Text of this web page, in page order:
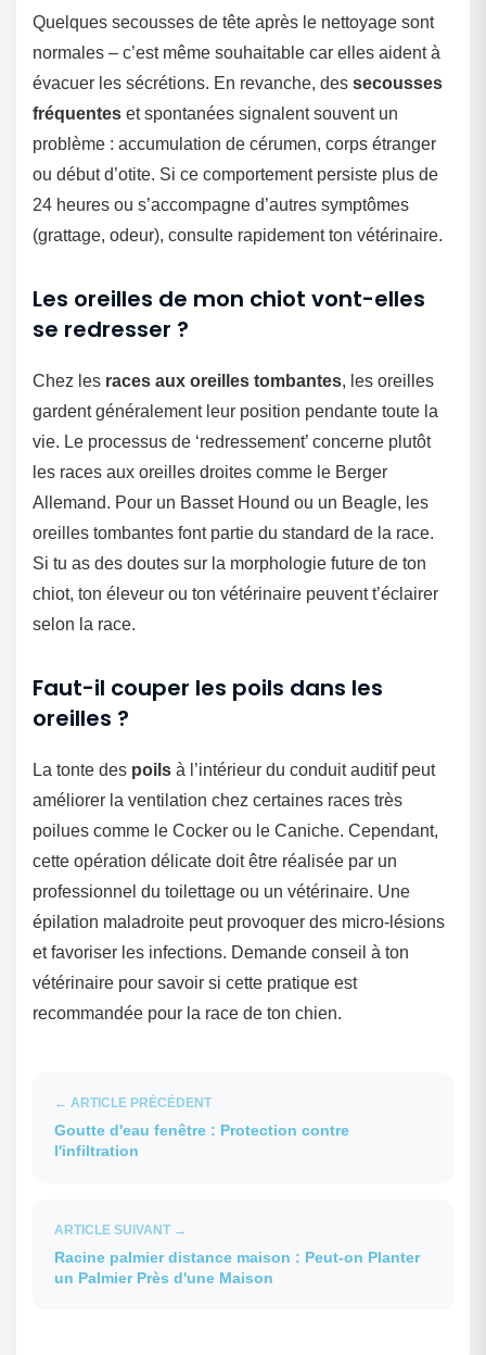
Quelques secousses de tête après le nettoyage sont
normales – c’est même souhaitable car elles aident à
évacuer les sécrétions. En revanche, des secousses
fréquentes et spontanées signalent souvent un
problème : accumulation de cérumen, corps étranger
ou début d’otite. Si ce comportement persiste plus de
24 heures ou s’accompagne d’autres symptômes
(grattage, odeur), consulte rapidement ton vétérinaire.
Les oreilles de mon chiot vont-elles
se redresser ?
Chez les races aux oreilles tombantes, les oreilles
gardent généralement leur position pendante toute la
vie. Le processus de ‘redressement’ concerne plutôt
les races aux oreilles droites comme le Berger
Allemand. Pour un Basset Hound ou un Beagle, les
oreilles tombantes font partie du standard de la race.
Si tu as des doutes sur la morphologie future de ton
chiot, ton éleveur ou ton vétérinaire peuvent t’éclairer
selon la race.
Faut-il couper les poils dans les
oreilles ?
La tonte des poils à l’intérieur du conduit auditif peut
améliorer la ventilation chez certaines races très
poilues comme le Cocker ou le Caniche. Cependant,
cette opération délicate doit être réalisée par un
professionnel du toilettage ou un vétérinaire. Une
épilation maladroite peut provoquer des micro-lésions
et favoriser les infections. Demande conseil à ton
vétérinaire pour savoir si cette pratique est
recommandée pour la race de ton chien.
← ARTICLE PRÉCÉDENT
Goutte d'eau fenêtre : Protection contre
l'infiltration
ARTICLE SUIVANT →
Racine palmier distance maison : Peut-on Planter
un Palmier Près d'une Maison